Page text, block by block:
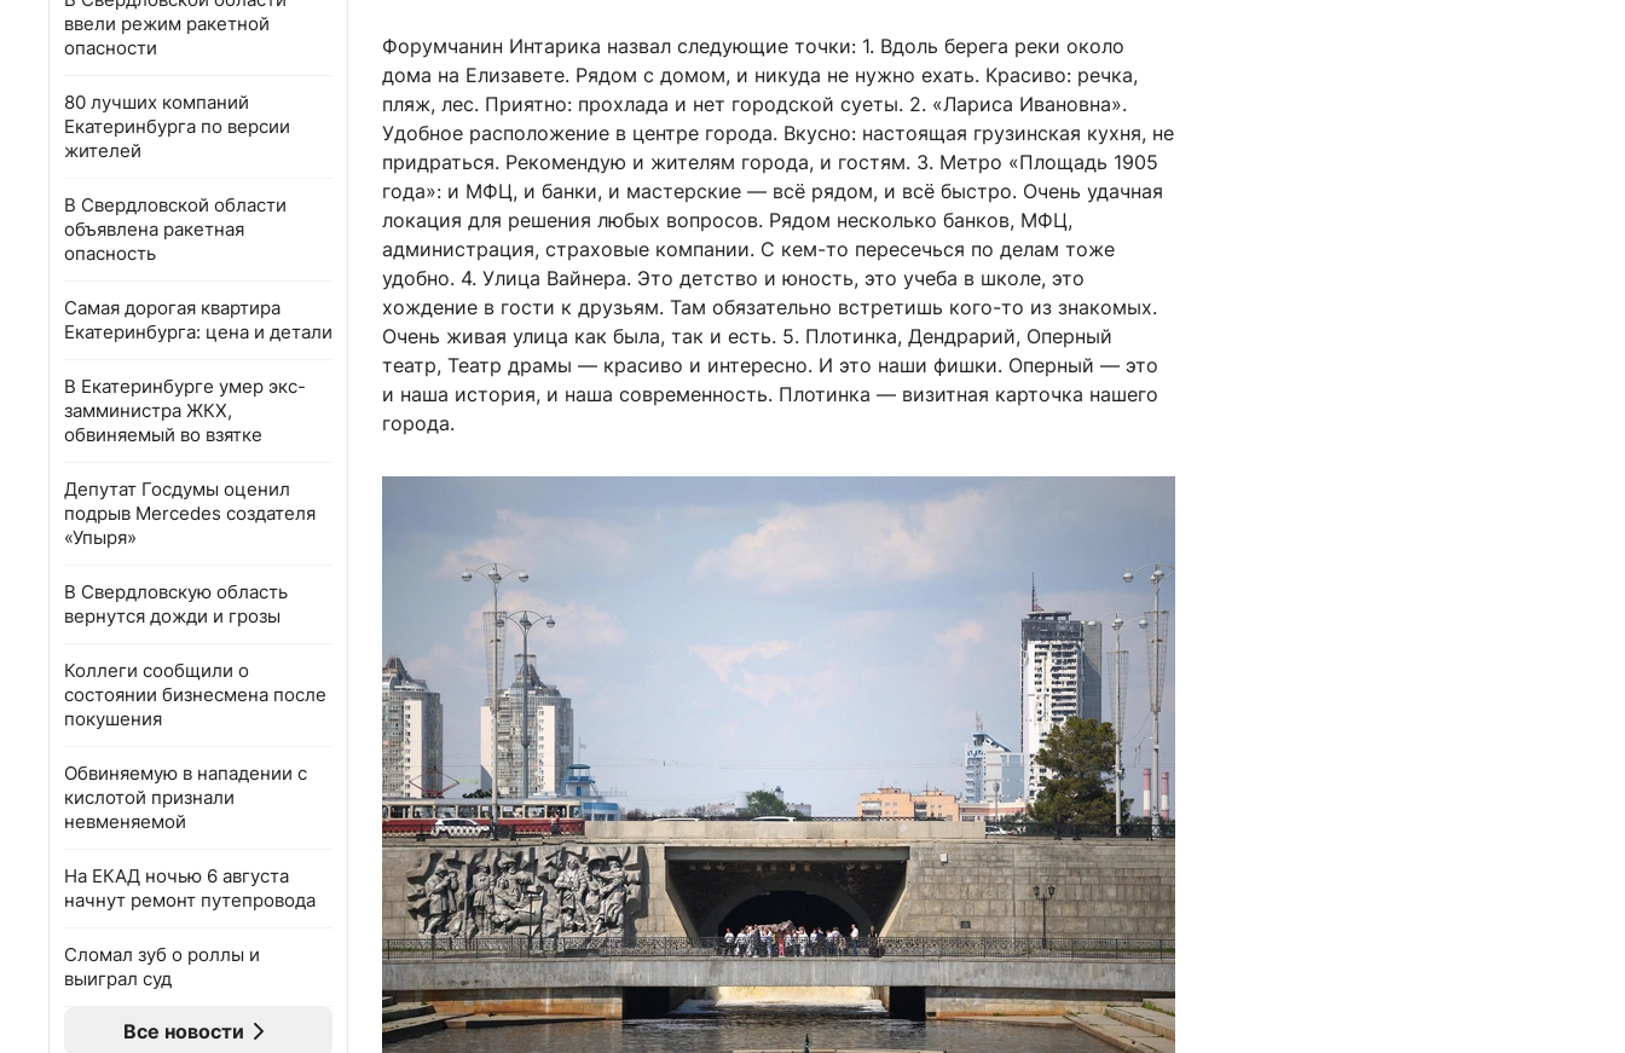
ввели режим ракетной
опасности
80 лучших компаний
Екатеринбурга по версии
жителей
В Свердловской области
объявлена ракетная
опасность
Самая дорогая квартира
Екатеринбурга: цена и детали
В Екатеринбурге умер экс-
замминистра ЖКХ,
обвиняемый во взятке
Депутат Госдумы оценил
подрыв Mercedes создателя
«Упыря»
В Свердловскую область
вернутся дожди и грозы
Коллеги сообщили о
состоянии бизнесмена после
покушения
Обвиняемую в нападении с
кислотой признали
невменяемой
На ЕКАД ночью 6 августа
начнут ремонт путепровода
Сломал зуб о роллы и
выиграл суд
Все новости
Форумчанин Интарика назвал следующие точки: 1. Вдоль берега реки около
дома на Елизавете. Рядом с домом, и никуда не нужно ехать. Красиво: речка,
пляж, лес. Приятно: прохлада и нет городской суеты. 2. «Лариса Ивановна».
Удобное расположение в центре города. Вкусно: настоящая грузинская кухня, не
придраться. Рекомендую и жителям города, и гостям. 3. Метро «Площадь 1905
года»: и МФЦ, и банки, и мастерские — всё рядом, и всё быстро. Очень удачная
локация для решения любых вопросов. Рядом несколько банков, МФЦ,
администрация, страховые компании. С кем-то пересечься по делам тоже
удобно. 4. Улица Вайнера. Это детство и юность, это учеба в школе, это
хождение в гости к друзьям. Там обязательно встретишь кого-то из знакомых.
Очень живая улица как была, так и есть. 5. Плотинка, Дендрарий, Оперный
театр, Театр драмы — красиво и интересно. И это наши фишки. Оперный — это
и наша история, и наша современность. Плотинка — визитная карточка нашего
города.